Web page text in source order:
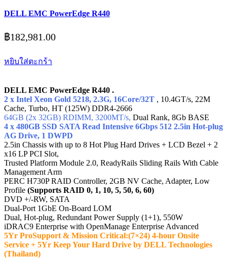
DELL EMC PowerEdge R440
฿182,981.00
หยิบใส่ตะกร้า
DELL EMC PowerEdge R440 .
2 x Intel Xeon Gold 5218, 2.3G, 16Core/32T , 10.4GT/s, 22M
Cache, Turbo, HT (125W) DDR4-2666
64GB (2x 32GB) RDIMM, 3200MT/s, Dual Rank, 8Gb BASE
4 x 480GB SSD SATA Read Intensive 6Gbps 512 2.5in Hot-plug
AG Drive, 1 DWPD
2.5in Chassis with up to 8 Hot Plug Hard Drives + LCD Bezel + 2
x16 LP PCI Slot,
Trusted Platform Module 2.0, ReadyRails Sliding Rails With Cable
Management Arm
PERC H730P RAID Controller, 2GB NV Cache, Adapter, Low
Profile (Supports RAID 0, 1, 10, 5, 50, 6, 60)
DVD +/-RW, SATA
Dual-Port 1GbE On-Board LOM
Dual, Hot-plug, Redundant Power Supply (1+1), 550W
iDRAC9 Enterprise with OpenManage Enterprise Advanced
5Yr ProSupport & Mission Critical:(7×24) 4-hour Onsite
Service + 5Yr Keep Your Hard Drive by DELL Technologies
(Thailand)